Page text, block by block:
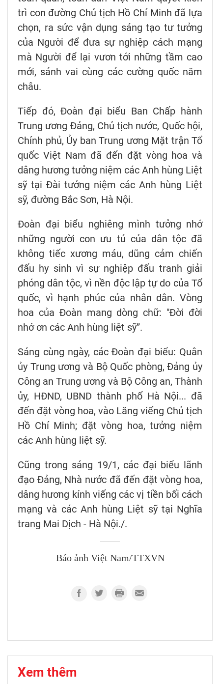
trì con đường Chủ tịch Hồ Chí Minh đã lựa
chọn, ra sức vận dụng sáng tạo tư tưởng
của Người để đưa sự nghiệp cách mạng
mà Người để lại vươn tới những tầm cao
mới, sánh vai cùng các cường quốc năm
châu.
Tiếp đó, Đoàn đại biểu Ban Chấp hành
Trung ương Đảng, Chủ tịch nước, Quốc hội,
Chính phủ, Ủy ban Trung ương Mặt trận Tổ
quốc Việt Nam đã đến đặt vòng hoa và
dâng hương tưởng niệm các Anh hùng Liệt
sỹ tại Đài tưởng niệm các Anh hùng Liệt
sỹ, đường Bắc Sơn, Hà Nội.
Đoàn đại biểu nghiêng mình tưởng nhớ
những người con ưu tú của dân tộc đã
không tiếc xương máu, dũng cảm chiến
đấu hy sinh vì sự nghiệp đấu tranh giải
phóng dân tộc, vì nền độc lập tự do của Tổ
quốc, vì hạnh phúc của nhân dân. Vòng
hoa của Đoàn mang dòng chữ: "Đời đời
nhớ ơn các Anh hùng liệt sỹ”.
Sáng cùng ngày, các Đoàn đại biểu: Quân
ủy Trung ương và Bộ Quốc phòng, Đảng ủy
Công an Trung ương và Bộ Công an, Thành
ủy, HĐND, UBND thành phố Hà Nội... đã
đến đặt vòng hoa, vào Lăng viếng Chủ tịch
Hồ Chí Minh; đặt vòng hoa, tưởng niệm
các Anh hùng liệt sỹ.
Cũng trong sáng 19/1, các đại biểu lãnh
đạo Đảng, Nhà nước đã đến đặt vòng hoa,
dâng hương kính viếng các vị tiền bối cách
mạng và các Anh hùng Liệt sỹ tại Nghĩa
trang Mai Dịch - Hà Nội./.
Báo ảnh Việt Nam/TTXVN
Xem thêm